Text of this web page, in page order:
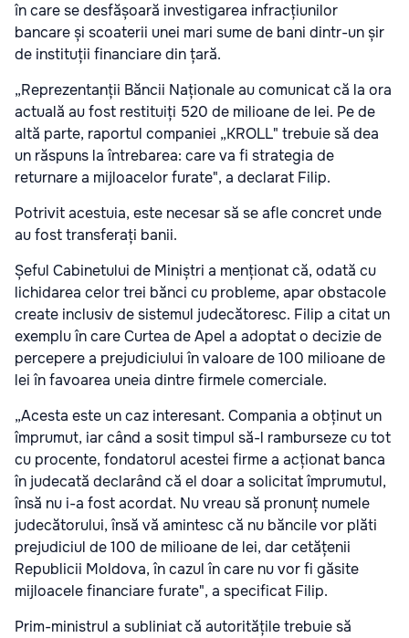
în care se desfășoară investigarea infracțiunilor
bancare și scoaterii unei mari sume de bani dintr-un șir
de instituții financiare din țară.
„Reprezentanții Băncii Naționale au comunicat că la ora
actuală au fost restituiți 520 de milioane de lei. Pe de
altă parte, raportul companiei „KROLL" trebuie să dea
un răspuns la întrebarea: care va fi strategia de
returnare a mijloacelor furate", a declarat Filip.
Potrivit acestuia, este necesar să se afle concret unde
au fost transferați banii.
Șeful Cabinetului de Miniștri a menționat că, odată cu
lichidarea celor trei bănci cu probleme, apar obstacole
create inclusiv de sistemul judecătoresc. Filip a citat un
exemplu în care Curtea de Apel a adoptat o decizie de
percepere a prejudiciului în valoare de 100 milioane de
lei în favoarea uneia dintre firmele comerciale.
„Acesta este un caz interesant. Compania a obținut un
împrumut, iar când a sosit timpul să-l ramburseze cu tot
cu procente, fondatorul acestei firme a acționat banca
în judecată declarând că el doar a solicitat împrumutul,
însă nu i-a fost acordat. Nu vreau să pronunț numele
judecătorului, însă vă amintesc că nu băncile vor plăti
prejudiciul de 100 de milioane de lei, dar cetățenii
Republicii Moldova, în cazul în care nu vor fi găsite
mijloacele financiare furate", a specificat Filip.
Prim-ministrul a subliniat că autoritățile trebuie să